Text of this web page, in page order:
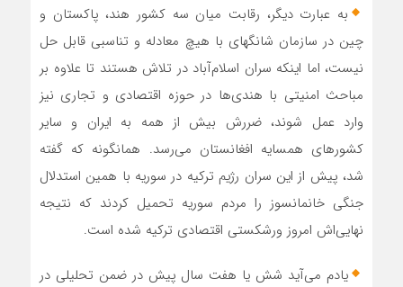
به عبارت دیگر، رقابت میان سه کشور هند، پاکستان و
چین در سازمان شانگهای با هیچ معادله و تناسبی قابل حل
نیست، اما اینکه سران اسلام‌آباد در تلاش هستند تا علاوه بر
مباحث امنیتی با هندی‌ها در حوزه اقتصادی و تجاری نیز
وارد عمل شوند، ضررش بیش از همه به ایران و سایر
کشورهای همسایه افغانستان می‌رسد. همانگونه که گفته
شد، پیش از این سران رژیم ترکیه در سوریه با همین استدلال
جنگی خانمانسوز را مردم سوریه تحمیل کردند که نتیجه
نهایی‌اش امروز ورشکستی اقتصادی ترکیه شده است.
یادم می‌آید شش یا هفت سال پیش در ضمن تحلیلی در